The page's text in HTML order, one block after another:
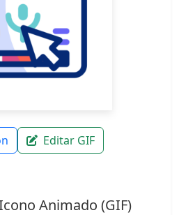
Editar GIF
Animado (GIF)